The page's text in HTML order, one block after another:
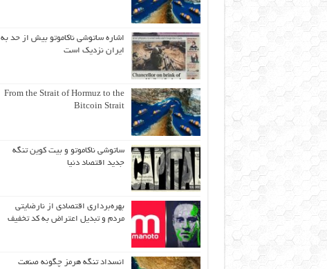
اشاره ساتوشی ناکاموتو بیش از حد به
ایران نزدیک است
From the Strait of Hormuz to the
Bitcoin Strait
ساتوشی ناکاموتو و بیت کوین تنگه
جدید اقتصاد دنیا
بهره‌برداری اقتصادی از نارضایتی
مردم و تبدیل اعتراض به کد تخفیف
انسداد تنگه هرمز چگونه صنعت